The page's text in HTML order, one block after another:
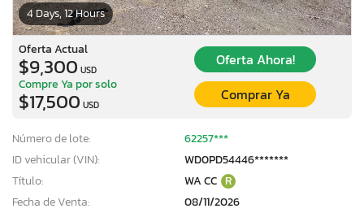
4 Days, 12 Hours
Oferta Actual
$9,300 USD
Oferta Ahora!
Compre Ya por solo
$17,500 USD
Comprar Ya
Número de lote:
62257***
ID vehicular (VIN):
WD0PD54446*******
Título:
WA CC R
Fecha de Venta:
08/11/2026